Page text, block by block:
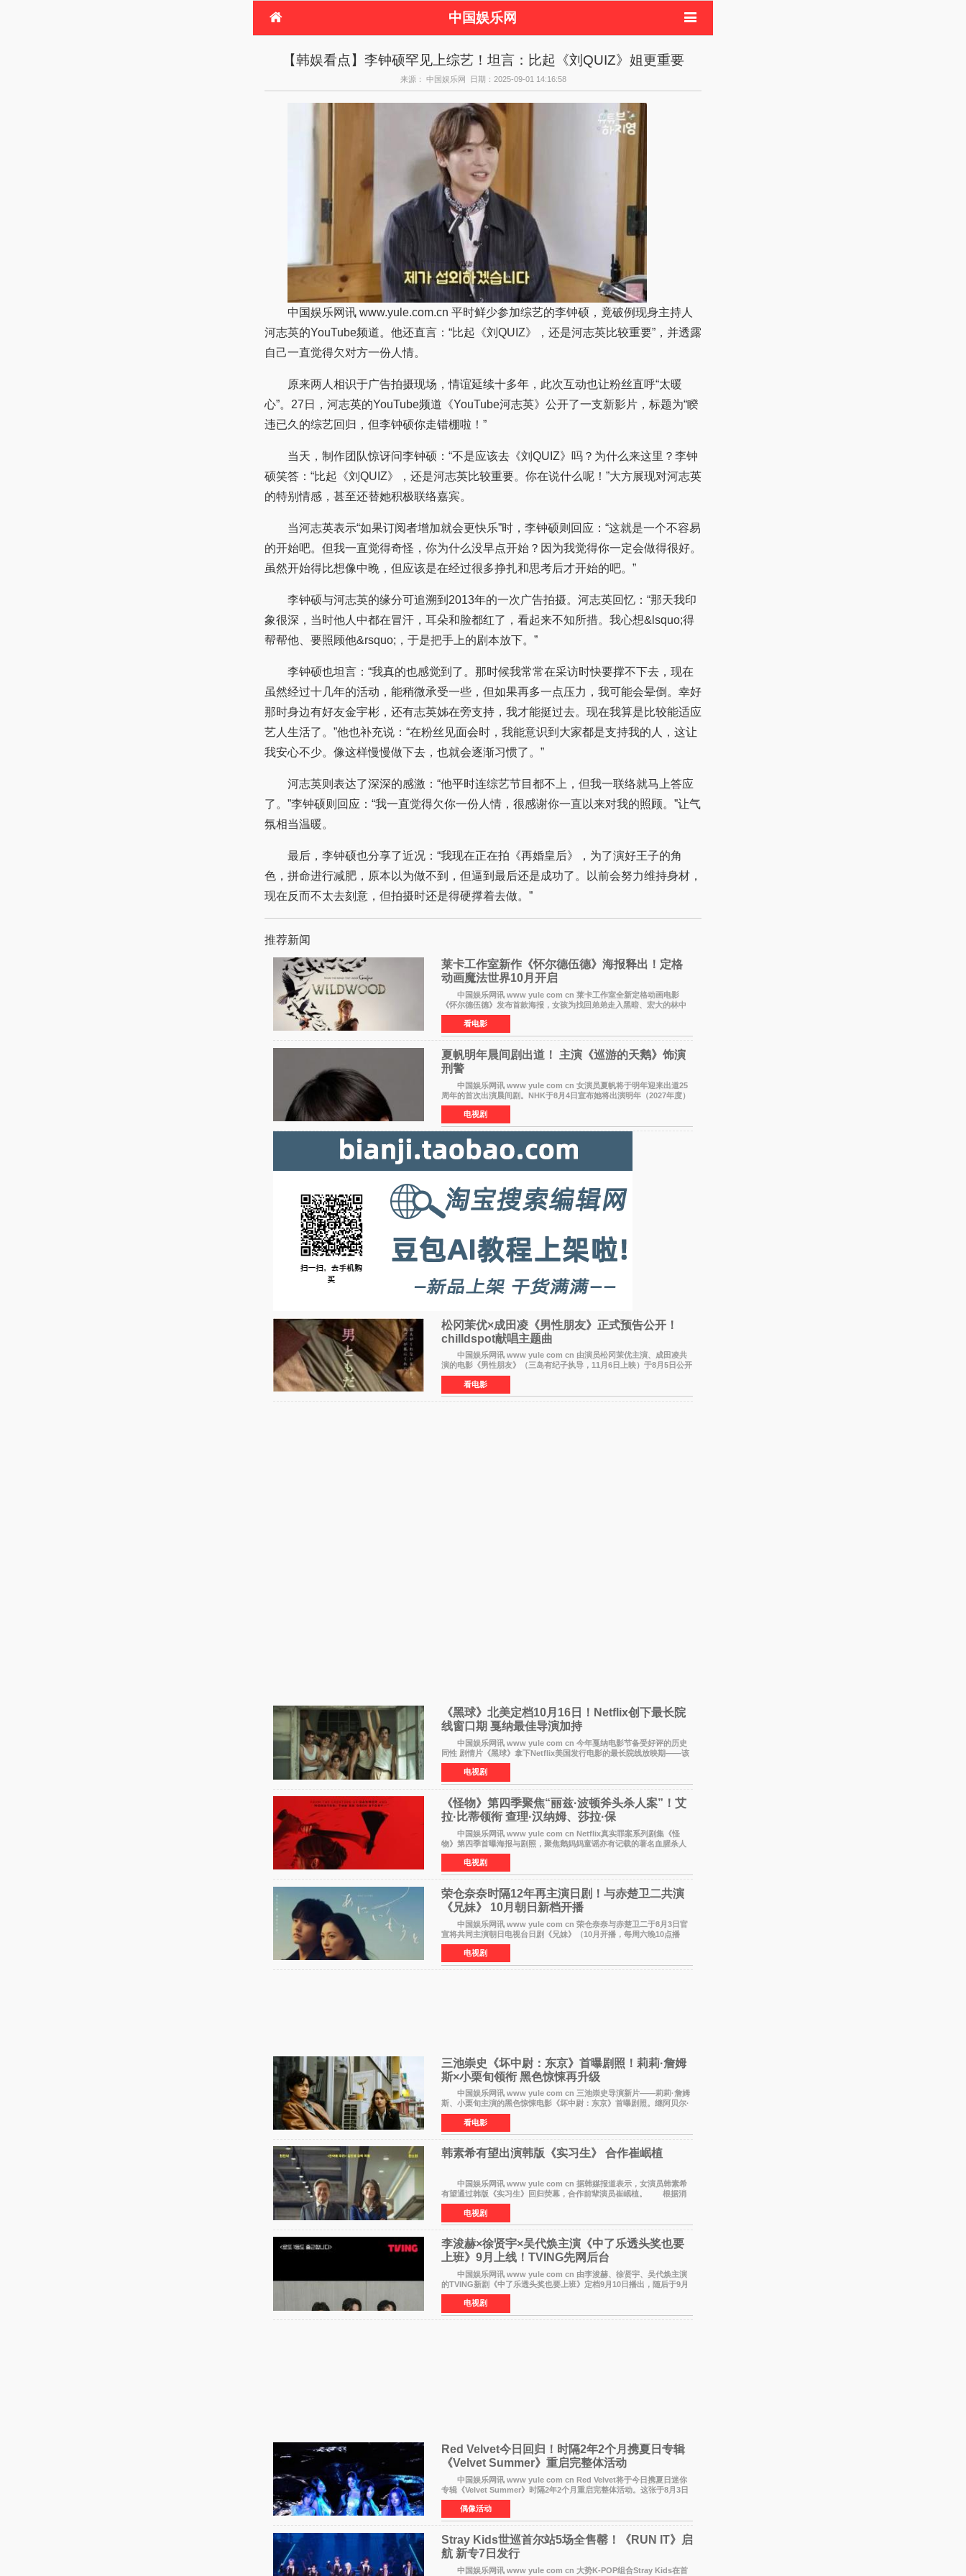
中国娱乐网
电视剧
演唱会 综艺节目
偶像活动
【韩娱看点】李钟硕罕见上综艺！坦言：比起《刘QUIZ》姐更重要
来源： 中国娱乐网 日期：2025-09-01 14:16:58
中国娱乐网讯 www.yule.com.cn 平时鲜少参加综艺的李钟硕，竟破例现身主持人
河志英的YouTube频道。他还直言：“比起《刘QUIZ》，还是河志英比较重要”，并透露
自己一直觉得欠对方一份人情。
原来两人相识于广告拍摄现场，情谊延续十多年，此次互动也让粉丝直呼“太暖
心”。27日，河志英的YouTube频道《YouTube河志英》公开了一支新影片，标题为“睽
违已久的综艺回归，但李钟硕你走错棚啦！”
当天，制作团队惊讶问李钟硕：“不是应该去《刘QUIZ》吗？为什么来这里？李钟
硕笑答：“比起《刘QUIZ》，还是河志英比较重要。你在说什么呢！”大方展现对河志英
的特别情感，甚至还替她积极联络嘉宾。
当河志英表示“如果订阅者增加就会更快乐”时，李钟硕则回应：“这就是一个不容易
的开始吧。但我一直觉得奇怪，你为什么没早点开始？因为我觉得你一定会做得很好。
虽然开始得比想像中晚，但应该是在经过很多挣扎和思考后才开始的吧。”
李钟硕与河志英的缘分可追溯到2013年的一次广告拍摄。河志英回忆：“那天我印
象很深，当时他人中都在冒汗，耳朵和脸都红了，看起来不知所措。我心想&lsquo;得
帮帮他、要照顾他&rsquo;，于是把手上的剧本放下。”
李钟硕也坦言：“我真的也感觉到了。那时候我常常在采访时快要撑不下去，现在
虽然经过十几年的活动，能稍微承受一些，但如果再多一点压力，我可能会晕倒。幸好
那时身边有好友金宇彬，还有志英姊在旁支持，我才能挺过去。现在我算是比较能适应
艺人生活了。”他也补充说：“在粉丝见面会时，我能意识到大家都是支持我的人，这让
我安心不少。像这样慢慢做下去，也就会逐渐习惯了。”
河志英则表达了深深的感激：“他平时连综艺节目都不上，但我一联络就马上答应
了。”李钟硕则回应：“我一直觉得欠你一份人情，很感谢你一直以来对我的照顾。”让气
氛相当温暖。
最后，李钟硕也分享了近况：“我现在正在拍《再婚皇后》，为了演好王子的角
色，拼命进行减肥，原本以为做不到，但逼到最后还是成功了。以前会努力维持身材，
现在反而不太去刻意，但拍摄时还是得硬撑着去做。”
推荐新闻
莱卡工作室新作《怀尔德伍德》海报释出！定格
动画魔法世界10月开启
中国娱乐网讯 www yule com cn 莱卡工作室全新定格动画电影
《怀尔德伍德》发布首款海报，女孩为找回弟弟走入黑暗、宏大的林中
魔法世界，一场关于勇气与亲情的奇幻冒险即将展开。 本片由特
看电影
夏帆明年晨间剧出道！ 主演《巡游的天鹅》饰演
刑警
中国娱乐网讯 www yule com cn 女演员夏帆将于明年迎来出道25
周年的首次出演晨间剧。NHK于8月4日宣布她将出演明年（2027年度）
上半期的晨间剧《巡游的天鹅》，饰演与女主角森田望智饰演的生
电视剧
松冈茉优×成田凌《男性朋友》正式预告公开！
chilldspot献唱主题曲​
中国娱乐网讯 www yule com cn 由演员松冈茉优主演、成田凌共
演的电影《男性朋友》（三岛有纪子执导，11月6日上映）于8月5日公开
正式视觉图与正式预告片。同时，三人乐队chilldspot为该片创
看电影
《黑球》北美定档10月16日！Netflix创下最长院
线窗口期 戛纳最佳导演加持
中国娱乐网讯 www yule com cn 今年戛纳电影节备受好评的历史
同性 剧情片《黑球》拿下Netflix美国发行电影的最长院线放映期——该
片最新定档今年10月16日美国影院上映（此前定档11月6日，如
电视剧
《怪物》第四季聚焦“丽兹·波顿斧头杀人案”！艾
拉·比蒂领衔 查理·汉纳姆、莎拉·保
中国娱乐网讯 www yule com cn Netflix真实罪案系列剧集《怪
物》第四季首曝海报与剧照，聚焦鹅妈妈童谣亦有记载的著名血腥杀人
案——丽兹·波顿砍死生父与继母案。 本季由艾拉·比蒂饰
电视剧
荣仓奈奈时隔12年再主演日剧！与赤楚卫二共演
《兄妹》 10月朝日新档开播
中国娱乐网讯 www yule com cn 荣仓奈奈与赤楚卫二于8月3日官
宣将共同主演朝日电视台日剧《兄妹》（10月开播，每周六晚10点播
出）。这也是荣仓奈奈继TBS剧集《为了N》之后，暌违12年再度担
电视剧
三池崇史《坏中尉：东京》首曝剧照！莉莉·詹姆
斯×小栗旬领衔 黑色惊悚再升级
中国娱乐网讯 www yule com cn 三池崇史导演新片——莉莉·詹姆
斯、小栗旬主演的黑色惊悚电影《坏中尉：东京》首曝剧照。继阿贝尔·
费拉拉&times;哈威·凯特尔的1992年《坏中尉》和沃纳·赫
看电影
韩素希有望出演韩版《实习生》 合作崔岷植
中国娱乐网讯 www yule com cn 据韩媒报道表示，女演员韩素希
有望通过韩版《实习生》回归荧幕，合作前辈演员崔岷植。 根据消
息表示，演员韩素希目前已经结束了电视剧《Y计划》的拍摄工
电视剧
李浚赫×徐贤宇×吴代焕主演《中了乐透头奖也要
上班》9月上线！TVING先网后台
中国娱乐网讯 www yule com cn 由李浚赫、徐贤宇、吴代焕主演
的TVING新剧《中了乐透头奖也要上班》定档9月10日播出，随后于9月
14日起登陆tvN月火档，实现先网后台双平台播出模式。 本剧改
电视剧
Red Velvet今日回归！时隔2年2个月携夏日专辑
《Velvet Summer》重启完整体活动
中国娱乐网讯 www yule com cn Red Velvet将于今日携夏日迷你
专辑《Velvet Summer》时隔2年2个月重启完整体活动。这张于8月3日
发行的专辑，主打柔和成熟氛围的夏日音乐，收录了成员们想着
偶像活动
Stray Kids世巡首尔站5场全售罄！《RUN IT》启
航 新专7日发行
中国娱乐网讯 www yule com cn 大势K-POP组合Stray Kids在首